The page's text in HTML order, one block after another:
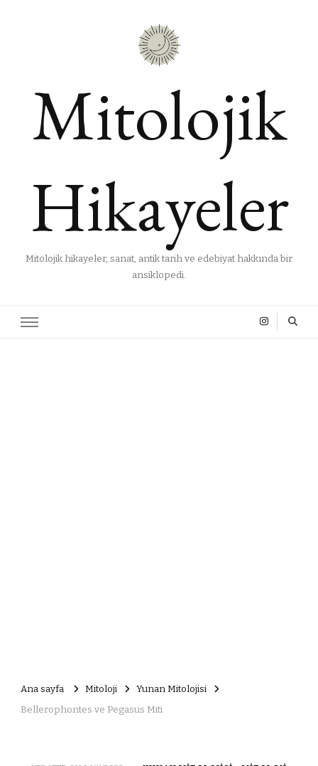
Mitolojik
Hikayeler
Mitolojik hikayeler, sanat, antik tarih ve edebiyat hakkında bir
ansiklopedi.
Ana sayfa Mitoloji
Yunan Mitolojisi
Bellerophontes ve Pegasus Miti